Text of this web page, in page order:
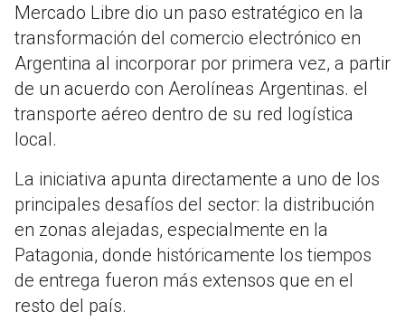
Mercado Libre dio un paso estratégico en la
transformación del comercio electrónico en
Argentina al incorporar por primera vez, a partir
de un acuerdo con Aerolíneas Argentinas. el
transporte aéreo dentro de su red logística
local.
La iniciativa apunta directamente a uno de los
principales desafíos del sector: la distribución
en zonas alejadas, especialmente en la
Patagonia, donde históricamente los tiempos
de entrega fueron más extensos que en el
resto del país.